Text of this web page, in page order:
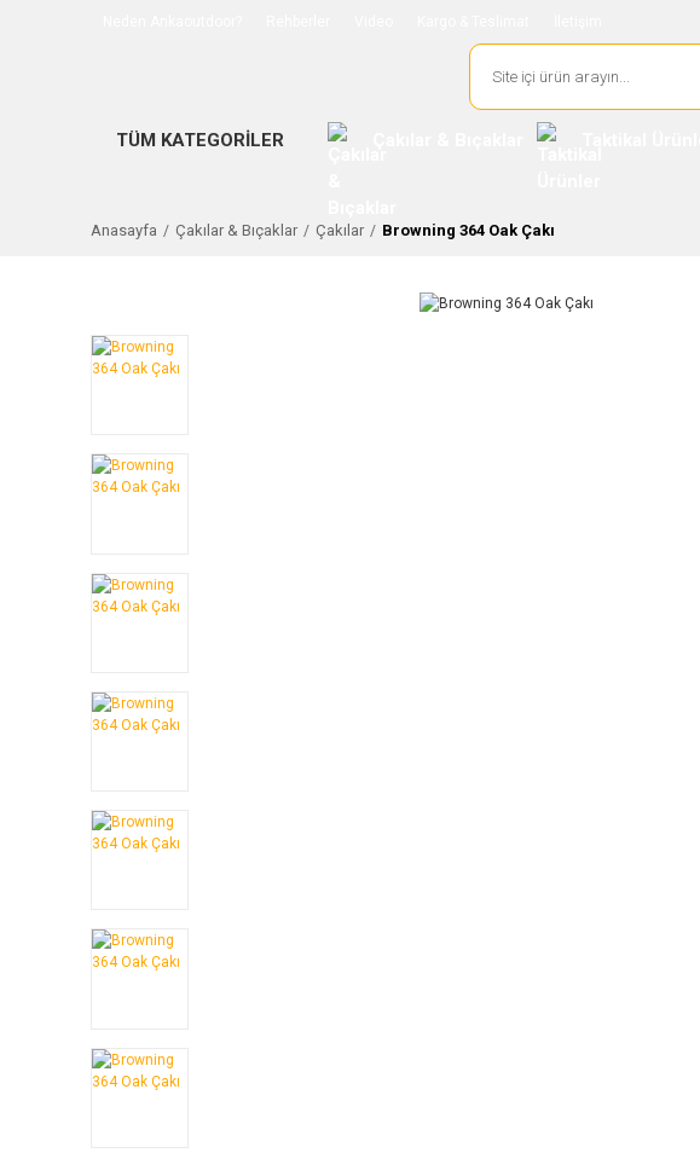
TÜM KATEGORİLER
Anasayfa Çakılar & Bıçaklar Çakılar Browning 364 Oak Çakı